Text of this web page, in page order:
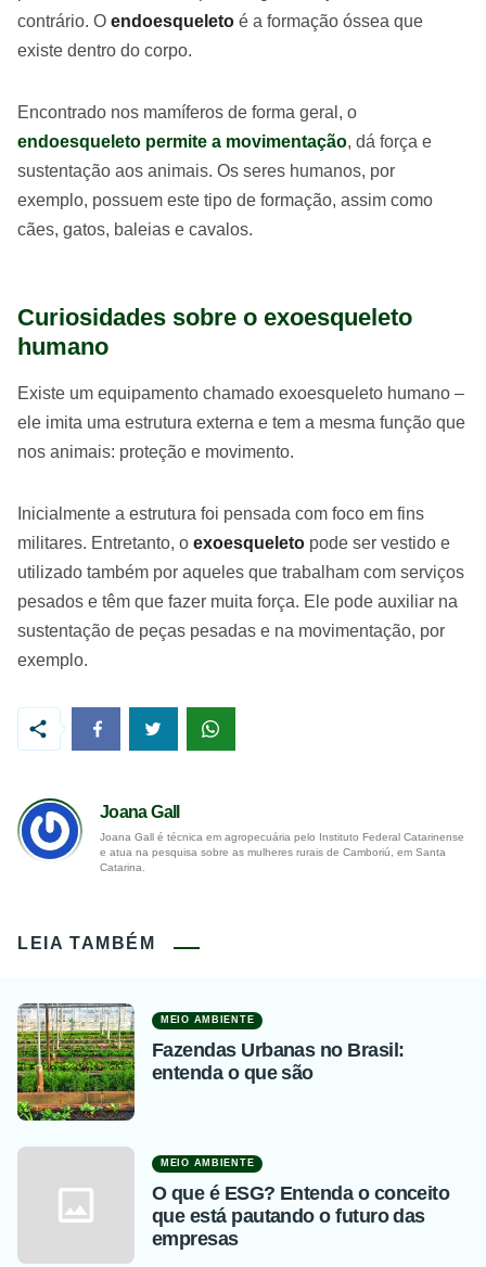
contrário. O endoesqueleto é a formação óssea que
existe dentro do corpo.
Encontrado nos mamíferos de forma geral, o
endoesqueleto permite a movimentação, dá força e
sustentação aos animais. Os seres humanos, por
exemplo, possuem este tipo de formação, assim como
cães, gatos, baleias e cavalos.
Curiosidades sobre o exoesqueleto
humano
Existe um equipamento chamado exoesqueleto humano –
ele imita uma estrutura externa e tem a mesma função que
nos animais: proteção e movimento.
Inicialmente a estrutura foi pensada com foco em fins
militares. Entretanto, o exoesqueleto pode ser vestido e
utilizado também por aqueles que trabalham com serviços
pesados e têm que fazer muita força. Ele pode auxiliar na
sustentação de peças pesadas e na movimentação, por
exemplo.
Joana Gall
Joana Gall é técnica em agropecuária pelo Instituto Federal Catarinense
e atua na pesquisa sobre as mulheres rurais de Camboriú, em Santa
Catarina.
LEIA TAMBÉM
MEIO AMBIENTE
Fazendas Urbanas no Brasil:
entenda o que são
MEIO AMBIENTE
O que é ESG? Entenda o conceito
que está pautando o futuro das
empresas